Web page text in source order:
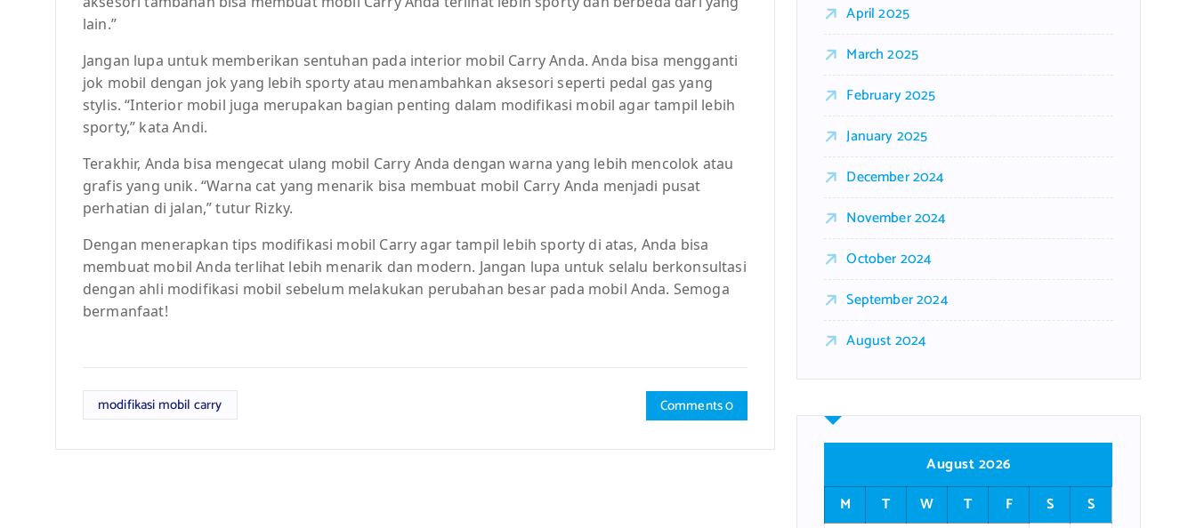
lain.”
Jangan lupa untuk memberikan sentuhan pada interior mobil Carry Anda. Anda bisa mengganti
jok mobil dengan jok yang lebih sporty atau menambahkan aksesori seperti pedal gas yang
stylis. “Interior mobil juga merupakan bagian penting dalam modifikasi mobil agar tampil lebih
sporty,” kata Andi.
Terakhir, Anda bisa mengecat ulang mobil Carry Anda dengan warna yang lebih mencolok atau
grafis yang unik. “Warna cat yang menarik bisa membuat mobil Carry Anda menjadi pusat
perhatian di jalan,” tutur Rizky.
Dengan menerapkan tips modifikasi mobil Carry agar tampil lebih sporty di atas, Anda bisa
membuat mobil Anda terlihat lebih menarik dan modern. Jangan lupa untuk selalu berkonsultasi
dengan ahli modifikasi mobil sebelum melakukan perubahan besar pada mobil Anda. Semoga
bermanfaat!
modifikasi mobil carry Comments 0
April 2025
March 2025
February 2025
January 2025
December 2024
November 2024
October 2024
September 2024
August 2024
August 2026
M
T W T F S
S